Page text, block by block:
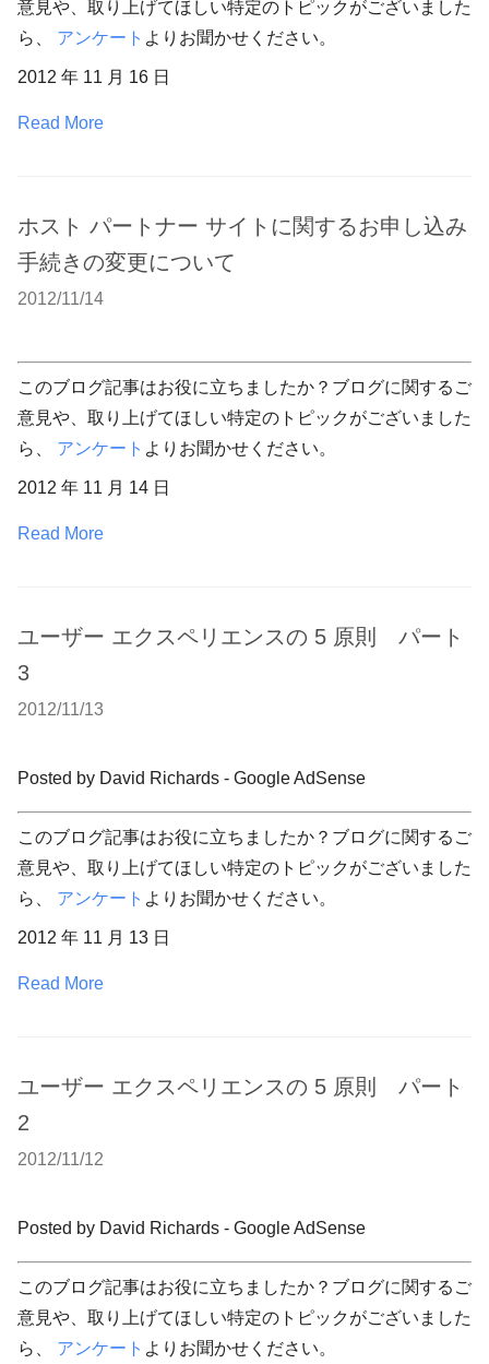
意見や、取り上げてほしい特定のトピックがございました
ら、 アンケート よりお聞かせください。
2012 年 11 月 16 日
Read More
ホスト パートナー サイトに関するお申し込み
手続きの変更について
2012/11/14
このブログ記事はお役に立ちましたか？ブログに関するご
意見や、取り上げてほしい特定のトピックがございました
ら、 アンケート よりお聞かせください。
2012 年 11 月 14 日
Read More
ユーザー エクスペリエンスの 5 原則 パート
3
2012/11/13
Posted by David Richards - Google AdSense
このブログ記事はお役に立ちましたか？ブログに関するご
意見や、取り上げてほしい特定のトピックがございました
ら、 アンケート よりお聞かせください。
2012 年 11 月 13 日
Read More
ユーザー エクスペリエンスの 5 原則 パート
2
2012/11/12
Posted by David Richards - Google AdSense
このブログ記事はお役に立ちましたか？ブログに関するご
意見や、取り上げてほしい特定のトピックがございました
ら、 アンケート よりお聞かせください。